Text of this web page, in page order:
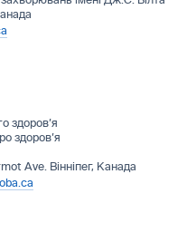
здоров’я
здоров’я
Ave. Вінніпег, Канада